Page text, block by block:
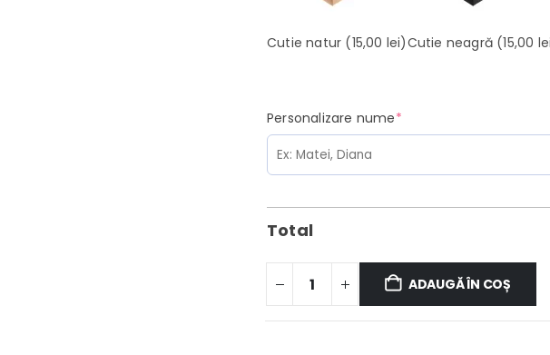
Cutie natur (15,00 lei)Cutie neagră (15,00
Personalizare nume*(required)
Total
ADAUGĂ ÎN COȘ